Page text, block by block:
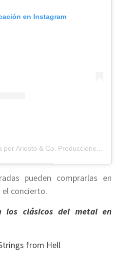
en Instagram
Una publicación compartida por Ariosto & Co. Producciones (@ariostoproducciones)
pueden comprarlas en
el concierto.
los clásicos del metal en
from Hell